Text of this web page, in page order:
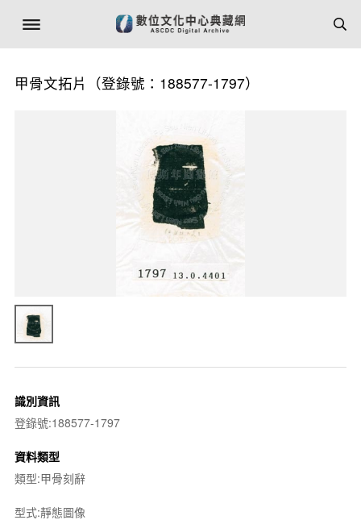
甲骨文拓片（登錄號：188577-1797）
識別資訊
登錄號:188577-1797
資料類型
類型:甲骨刻辭
型式:靜態圖像